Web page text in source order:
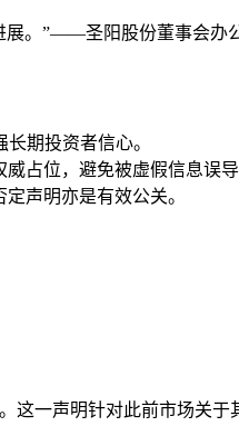
。”——圣阳股份董事会办
期投资者信心。
占位，避免被虚假信息误导
声明亦是有效公关。
这一声明针对此前市场关